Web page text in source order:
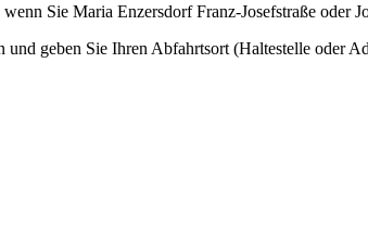
Sie Maria Enzersdorf Franz-Josefstraße oder
geben Sie Ihren Abfahrtsort (Haltestelle oder